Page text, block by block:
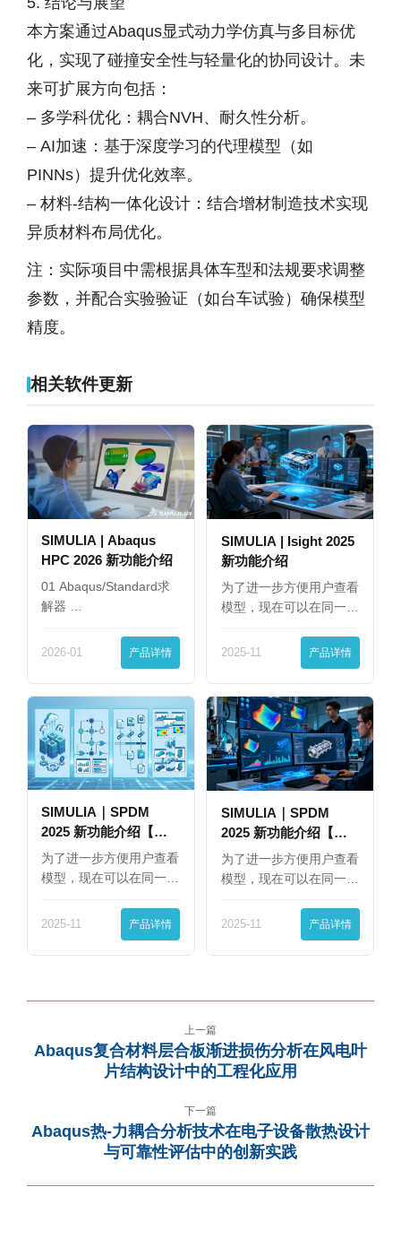
本方案通过Abaqus显式动力学仿真与多目标优
化，实现了碰撞安全性与轻量化的协同设计。未
来可扩展方向包括：
– 多学科优化：耦合NVH、耐久性分析。
– AI加速：基于深度学习的代理模型（如
PINNs）提升优化效率。
– 材料-结构一体化设计：结合增材制造技术实现
异质材料布局优化。
注：实际项目中需根据具体车型和法规要求调整
参数，并配合实验验证（如台车试验）确保模型
精度。
相关软件更新
SIMULIA | Abaqus
HPC 2026 新功能介绍
01 Abaqus/Standard求
解器 …
2026-01 产品详情
SIMULIA | Isight 2025
新功能介绍
为了进一步方便用户查看
模型，现在可以在同一
2025-11 产品详情
SIMULIA｜SPDM
2025 新功能介绍【下
篇】
为了进一步方便用户查看
模型，现在可以在同一
2025-11 产品详情
SIMULIA｜SPDM
2025 新功能介绍【上
篇】
为了进一步方便用户查看
模型，现在可以在同一
2025-11 产品详情
上一篇
Abaqus复合材料层合板渐进损伤分析在风电叶
片结构设计中的工程化应用
下一篇
Abaqus热-力耦合分析技术在电子设备散热设计
与可靠性评估中的创新实践